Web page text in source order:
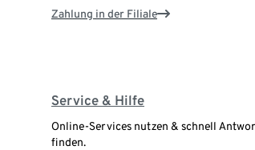
Zahlung in der Filiale
Service & Hilfe
Online-Services nutzen & schnell
finden.